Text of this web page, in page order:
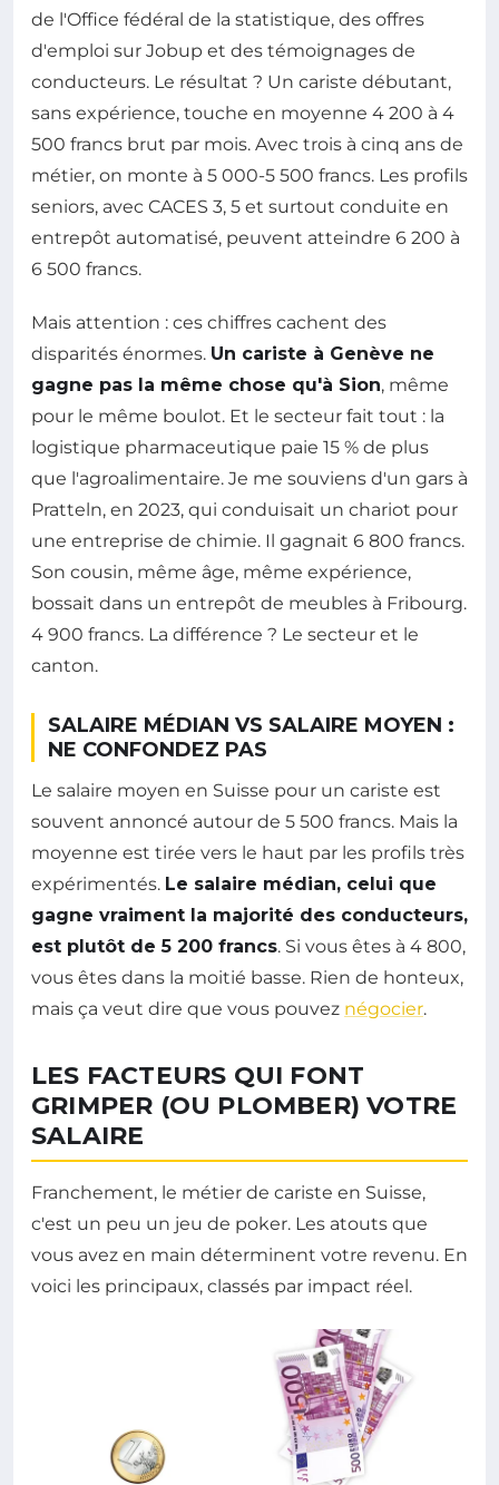
de l'Office fédéral de la statistique, des offres
d'emploi sur Jobup et des témoignages de
conducteurs. Le résultat ? Un cariste débutant,
sans expérience, touche en moyenne 4 200 à 4
500 francs brut par mois. Avec trois à cinq ans de
métier, on monte à 5 000-5 500 francs. Les profils
seniors, avec CACES 3, 5 et surtout conduite en
entrepôt automatisé, peuvent atteindre 6 200 à
6 500 francs.
Mais attention : ces chiffres cachent des
disparités énormes. Un cariste à Genève ne
gagne pas la même chose qu'à Sion, même
pour le même boulot. Et le secteur fait tout : la
logistique pharmaceutique paie 15 % de plus
que l'agroalimentaire. Je me souviens d'un gars à
Pratteln, en 2023, qui conduisait un chariot pour
une entreprise de chimie. Il gagnait 6 800 francs.
Son cousin, même âge, même expérience,
bossait dans un entrepôt de meubles à Fribourg.
4 900 francs. La différence ? Le secteur et le
canton.
SALAIRE MÉDIAN VS SALAIRE MOYEN :
NE CONFONDEZ PAS
Le salaire moyen en Suisse pour un cariste est
souvent annoncé autour de 5 500 francs. Mais la
moyenne est tirée vers le haut par les profils très
expérimentés. Le salaire médian, celui que
gagne vraiment la majorité des conducteurs,
est plutôt de 5 200 francs. Si vous êtes à 4 800,
vous êtes dans la moitié basse. Rien de honteux,
mais ça veut dire que vous pouvez négocier.
LES FACTEURS QUI FONT
GRIMPER (OU PLOMBER) VOTRE
SALAIRE
Franchement, le métier de cariste en Suisse,
c'est un peu un jeu de poker. Les atouts que
vous avez en main déterminent votre revenu. En
voici les principaux, classés par impact réel.